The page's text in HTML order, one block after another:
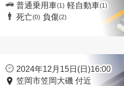
普通乗用車(1) 軽自動車(1)
死亡(0) 負傷(2)
2024年12月15日(日)16:00
笠岡市笠岡大磯 付近